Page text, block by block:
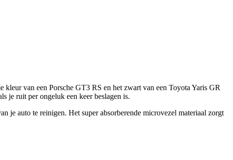
van een Porsche GT3 RS en het zwart van een Toyota Yaris GR
je ruit per ongeluk een keer beslagen is.
je auto te reinigen. Het super absorberende microvezel materiaal zorgt